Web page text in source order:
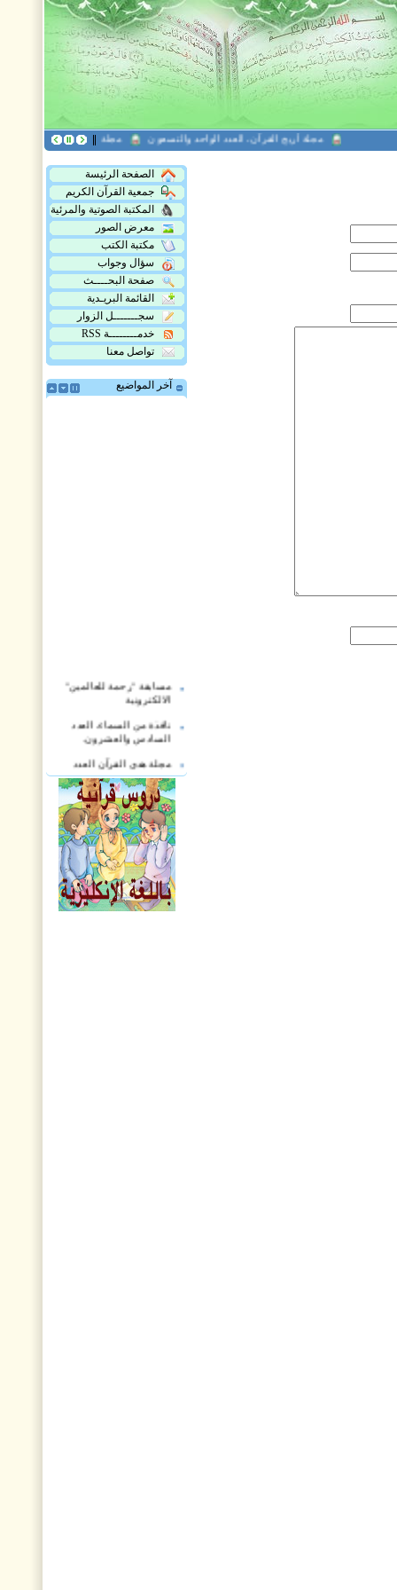
مجلة هدى القرآن العدد مجلة أريج القرآن، العدد الواحد والتسعون
الصفحة الرئيسة
جمعية القرآن الكريم
المكتبة الصوتية والمرئية
معرض الصور
مكتبة الكتب
سؤال وجواب
صفحة البحــــث
القائمة البريـدية
سجـــــــل الزوار
خدمــــــــة RSS
تواصل معنا
آخر المواضيع
مسابقة "رحمة للعالمين"
الالكترونية
نافذة من السماء، العدد
السادس والعشرون.
مجلة هدى القرآن العدد
الثاني والعشرون
مجلة أريج القرآن، العدد
السادس والتسعون
نافذة من السماء، العدد
الخامس والعشرون
مجلة هدى القرآن العدد
الواحد والعشرون
مجلة أريج القرآن، العدد